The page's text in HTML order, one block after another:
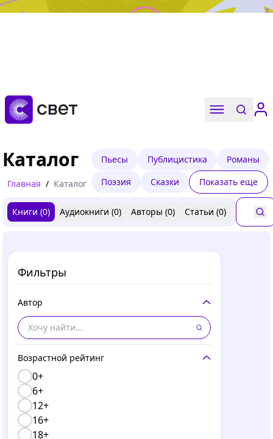
Дружба, любовь, взросление
Читать
Каталог
Главная / Каталог
Пьесы Публицистика
Романы
Поэзия
Сказки Показать еще
Книги (0) Аудиокниги (0) Авторы (0) Статьи (0)
Фильтры
Автор
Возрастной рейтинг
0+
6+
12+
16+
18+